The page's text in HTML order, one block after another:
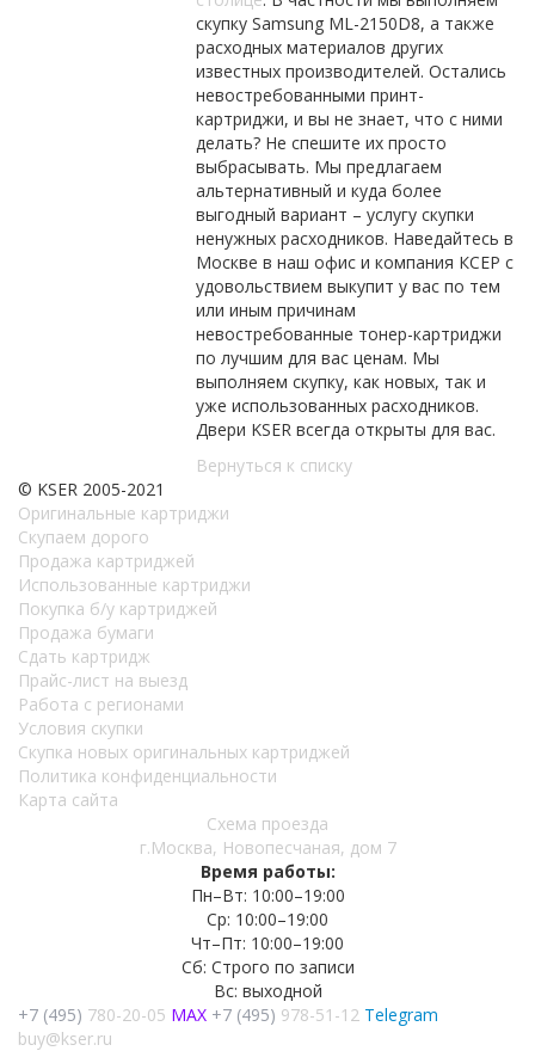
скупку Samsung ML-2150D8, а также
расходных материалов других
известных производителей. Остались
невостребованными принт-
картриджи, и вы не знает, что с ними
делать? Не спешите их просто
выбрасывать. Мы предлагаем
альтернативный и куда более
выгодный вариант – услугу скупки
ненужных расходников. Наведайтесь в
Москве в наш офис и компания КСЕР с
удовольствием выкупит у вас по тем
или иным причинам
невостребованные тонер-картриджи
по лучшим для вас ценам. Мы
выполняем скупку, как новых, так и
уже использованных расходников.
Двери KSER всегда открыты для вас.
Вернуться к списку
© KSER 2005-2021
Оригинальные картриджи
Скупаем дорого
Продажа картриджей
Использованные картриджи
Покупка б/у картриджей
Продажа бумаги
Сдать картридж
Прайс-лист на выезд
Работа с регионами
Условия скупки
Скупка новых оригинальных картриджей
Политика конфиденциальности
Карта сайта
Схема проезда
г.Москва, Новопесчаная, дом 7
Время работы:
Пн–Вт: 10:00–19:00
Ср: 10:00–19:00
Чт–Пт: 10:00–19:00
Сб: Строго по записи
Вс: выходной
+7 (495) 780-20-05 MAX +7 (495) 978-51-12 Telegram
buy@kser.ru